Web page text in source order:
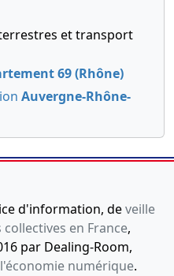
principales
Transfert
siège social
et
principal
2013
d'assemblée
générale
extraordinaire,
Statuts
et transport
69 (Rhône)
Auvergne-Rhône-
d'information, deveille
en France,
par Dealing-Room,
numérique.